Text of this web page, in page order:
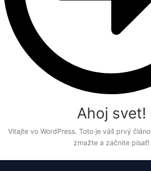
Ahoj svet!
Vitajte vo WordPress. Toto je váš prvý
zmažte a začnite písať!